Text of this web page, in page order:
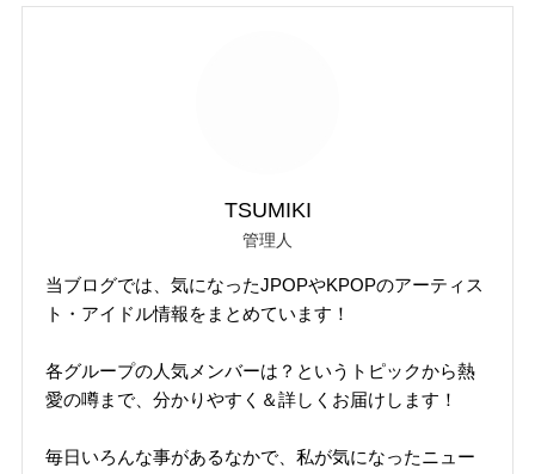
TSUMIKI
管理人
当ブログでは、気になったJPOPやKPOPのアーティス
ト・アイドル情報をまとめています！
各グループの人気メンバーは？というトピックから熱
愛の噂まで、分かりやすく＆詳しくお届けします！
毎日いろんな事があるなかで、私が気になったニュー